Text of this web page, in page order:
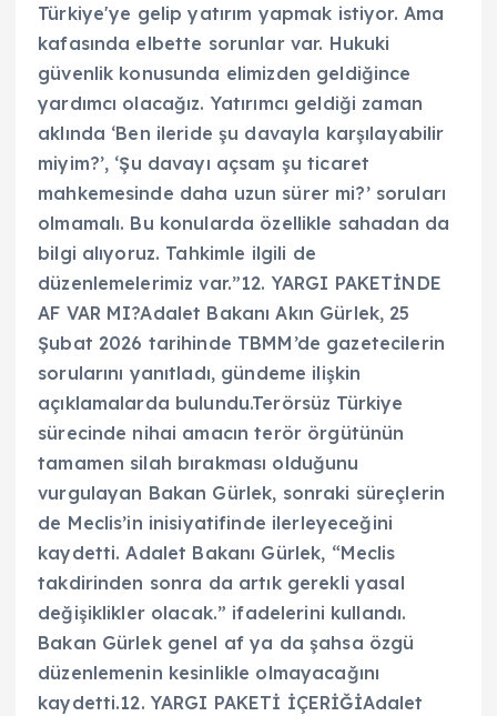
Türkiye'ye gelip yatırım yapmak istiyor. Ama
kafasında elbette sorunlar var. Hukuki
güvenlik konusunda elimizden geldiğince
yardımcı olacağız. Yatırımcı geldiği zaman
aklında ‘Ben ileride şu davayla karşılayabilir
miyim?’, ‘Şu davayı açsam şu ticaret
mahkemesinde daha uzun sürer mi?’ soruları
olmamalı. Bu konularda özellikle sahadan da
bilgi alıyoruz. Tahkimle ilgili de
düzenlemelerimiz var.”12. YARGI PAKETİNDE
AF VAR MI?Adalet Bakanı Akın Gürlek, 25
Şubat 2026 tarihinde TBMM’de gazetecilerin
sorularını yanıtladı, gündeme ilişkin
açıklamalarda bulundu.Terörsüz Türkiye
sürecinde nihai amacın terör örgütünün
tamamen silah bırakması olduğunu
vurgulayan Bakan Gürlek, sonraki süreçlerin
de Meclis’in inisiyatifinde ilerleyeceğini
kaydetti. Adalet Bakanı Gürlek, “Meclis
takdirinden sonra da artık gerekli yasal
değişiklikler olacak.” ifadelerini kullandı.
Bakan Gürlek genel af ya da şahsa özgü
düzenlemenin kesinlikle olmayacağını
kaydetti.12. YARGI PAKETİ İÇERİĞİAdalet